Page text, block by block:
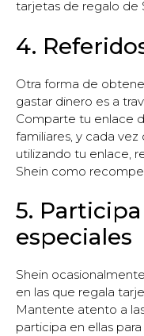
tarjetas de regalo de
4.
Otra forma de
gastar dinero es a
Comparte tu enlace
familiares, y cada
utilizando tu enlace,
Shein como
5.
especiales
Shein
en las que regala
Mantente atento a
participa en ellas